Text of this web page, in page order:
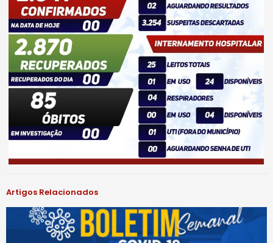
Artigos Relacionados